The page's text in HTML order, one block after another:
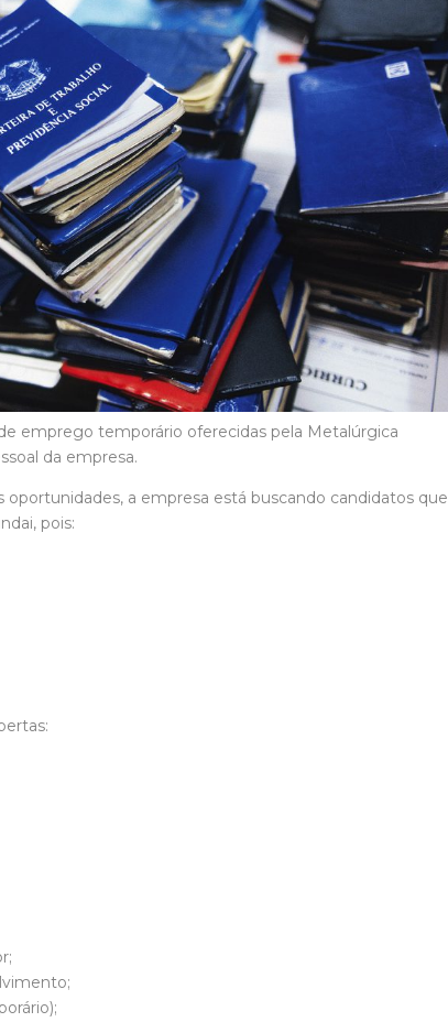
emprego temporário oferecidas pela Metalúrgica
da empresa.
oportunidades, a empresa está buscando candidatos que
pois: